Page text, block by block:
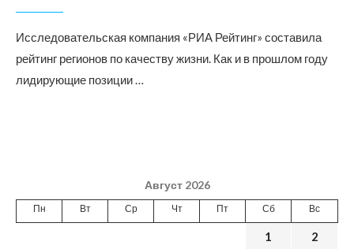
Исследовательская компания «РИА Рейтинг» составила
рейтинг регионов по качеству жизни. Как и в прошлом году
лидирующие позиции …
Август 2026
Пн Вт Ср Чт Пт Сб Вс
1
2